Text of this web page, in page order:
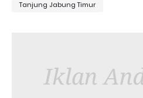
Tanjung Jabung Timur